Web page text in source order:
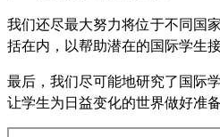
我们还尽最大努力将位于不同国
括在内，以帮助潜在的国际学生
最后，我们尽可能地研究了国际
让学生为日益变化的世界做好准